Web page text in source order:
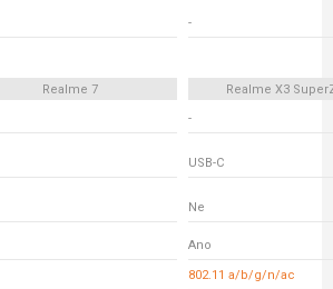
-
Realme 7
Realme X3
-
USB-C
Ne
Ano
802.11 a/b/g/n/ac